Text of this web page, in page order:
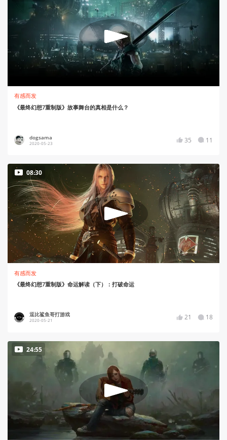
有感而发
《最终幻想7重制版》故事舞台的真相是什么？
dogsama
2020-05-23 35 11
08:30
有感而发
《最终幻想7重制版》命运解读（下）：打破命运
逗比鲨鱼哥打游戏
2020-05-21 21 18
24:55